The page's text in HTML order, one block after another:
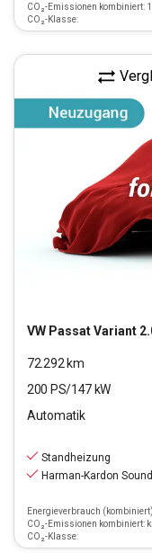
CO₂-Emissionen kombiniert:
CO₂-Klasse:
VW Passat Variant 2.0 TDI
72.292 km
200 PS/147 kW
Automatik
Standheizung
Harman-Kardon Sound
Energieverbrauch
CO₂-Emissionen kombiniert:
CO₂-Klasse: